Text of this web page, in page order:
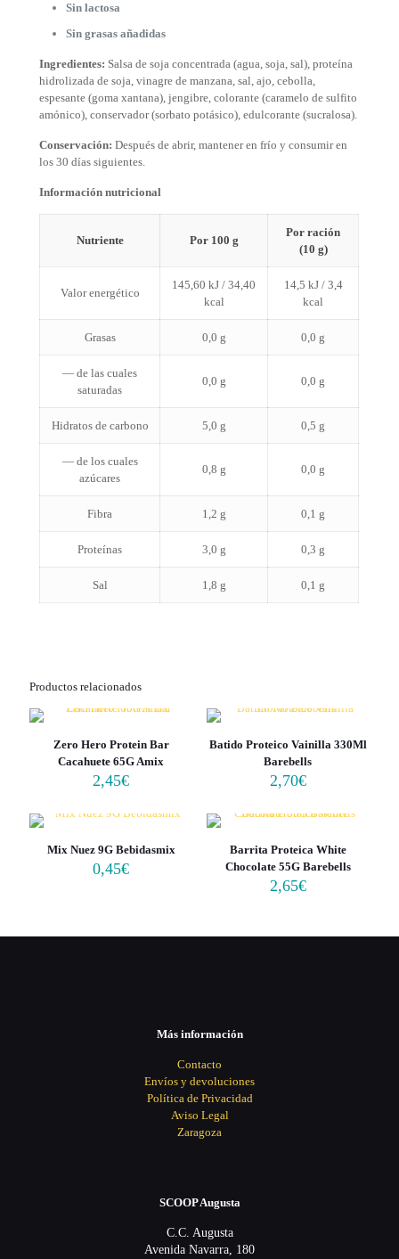
Sin lactosa
Sin grasas añadidas
Ingredientes: Salsa de soja concentrada (agua, soja, sal), proteína
hidrolizada de soja, vinagre de manzana, sal, ajo, cebolla,
espesante (goma xantana), jengibre, colorante (caramelo de sulfito
amónico), conservador (sorbato potásico), edulcorante (sucralosa).
Conservación: Después de abrir, mantener en frío y consumir en
los 30 días siguientes.
Información nutricional
Nutriente Por 100 g
Por ración
(10 g)
Valor energético
145,60 kJ / 34,40
kcal
14,5 kJ / 3,4
kcal
Grasas 0,0 g 0,0 g
— de las cuales
saturadas
0,0 g 0,0 g
Hidratos de carbono 5,0 g 0,5 g
— de los cuales
azúcares
0,8 g 0,0 g
Fibra 1,2 g 0,1 g
Proteínas 3,0 g 0,3 g
Sal 1,8 g 0,1 g
Productos relacionados
Zero Hero Protein Bar
Cacahuete 65G Amix
2,45€
Batido Proteico Vainilla 330Ml
Barebells
2,70€
Mix Nuez 9G Bebidasmix
0,45€
Barrita Proteica White
Chocolate 55G Barebells
2,65€
Más información
Contacto
Envíos y devoluciones
Política de Privacidad
Aviso Legal
Zaragoza
SCOOP Augusta
C.C. Augusta
Avenida Navarra, 180